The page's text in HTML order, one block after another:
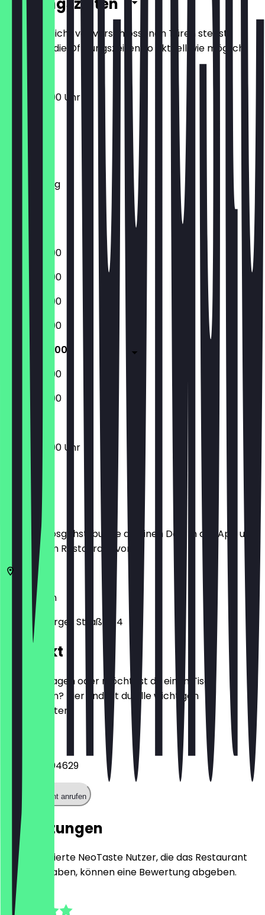
Damit du nicht vor verschlossenen Türen stehst,
halten wir die Öffnungszeiten so aktuell wie möglich.
09:00 - 19:00 Uhr
Montag
Dienstag
Mittwoch
Donnerstag
Freitag
Sonntag
09:00 - 19:00
09:00 - 19:00
09:00 - 19:00
09:00 - 19:00
09:00 - 19:00
09:00 - 19:00
09:00 - 19:00
09:00 - 19:00 Uhr
Bevor du losgehst, buche dir einen Deal in der App und
zeige ihn im Restaurant vor.
Berlin
Oranienburger Straße 84
Kontakt
Hast du Fragen oder möchtest du einen Tisch
reservieren? Hier findest du alle wichtigen
Kontaktdaten.
+493041404629
Restaurant anrufen
Bewertungen
Nur registrierte NeoTaste Nutzer, die das Restaurant
besucht haben, können eine Bewertung abgeben.
4.8